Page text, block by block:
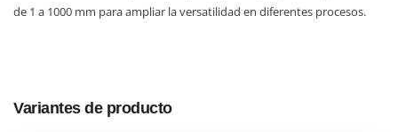
de 1 a 1000 mm para ampliar la versatilidad en diferentes procesos.
Variantes de producto